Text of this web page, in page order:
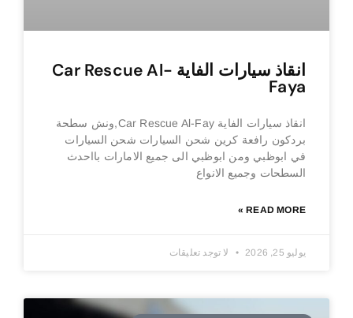
انقاذ سيارات الفاية Car Rescue Al-
Faya
انقاذ سيارات الفاية Car Rescue Al-Fay,ونش سطحة
بردكون رافعة كرين شحن السيارات شحن السيارات
في ابوظبي ومن ابوظبي الى جميع الامارات بااحدث
السطحات وجميع الانواع
READ MORE »
يوليو 25, 2026 لا توجد تعليقات